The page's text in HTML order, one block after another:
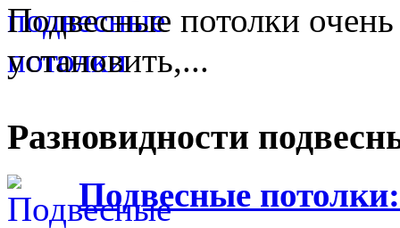
Подвесные потолки
установить,...
Разновидности
Подвесные